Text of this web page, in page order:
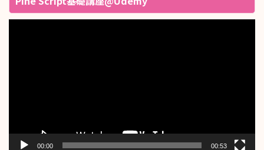
00:00 00:53